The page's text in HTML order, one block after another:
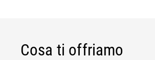
Cosa ti offriamo